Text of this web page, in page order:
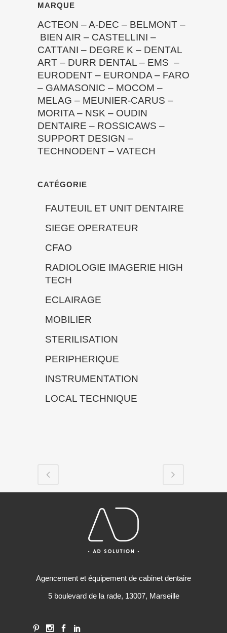
MARQUE
ACTEON –A-DEC – BELMONT –
BIEN AIR – CASTELLINI –
CATTANI – DEGRE K – DENTAL
ART – DURR DENTAL – EMS –
EURODENT – EURONDA – FARO
– GAMASONIC – MOCOM –
MELAG – MEUNIER-CARUS –
MORITA – NSK – OUDIN
DENTAIRE – ROSSICAWS –
SUPPORT DESIGN –
TECHNODENT – VATECH
CATÉGORIE
FAUTEUIL ET UNIT DENTAIRE
SIEGE OPERATEUR
CFAO
RADIOLOGIE IMAGERIE HIGH
TECH
ECLAIRAGE
MOBILIER
STERILISATION
PERIPHERIQUE
INSTRUMENTATION
LOCAL TECHNIQUE
Agencement et équipement de cabinet dentaire
5 boulevard de la rade, 13007, Marseille